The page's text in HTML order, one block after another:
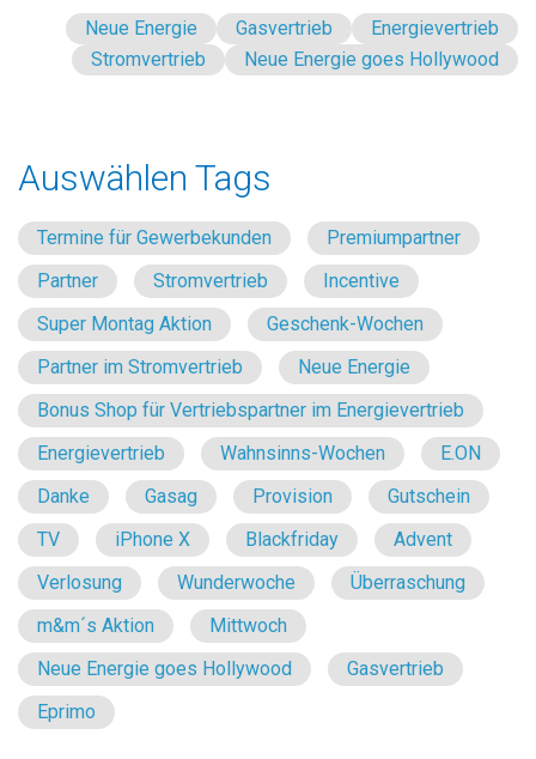
Energievertrieb
Gasvertrieb
Neue Energie
Neue Energie goes Hollywood
Stromvertrieb
Auswählen Tags
Termine für Gewerbekunden
Premiumpartner
Partner
Stromvertrieb
Incentive
Super Montag Aktion
Geschenk-Wochen
Partner im Stromvertrieb
Neue Energie
Bonus Shop für Vertriebspartner im Energievertrieb
Energievertrieb
Wahnsinns-Wochen
E.ON
Danke
Gasag Provision
Gutschein
TV
iPhone X Blackfriday
Advent
Verlosung
Wunderwoche
Überraschung
m&m´s Aktion
Mittwoch
Neue Energie goes Hollywood
Gasvertrieb
Eprimo